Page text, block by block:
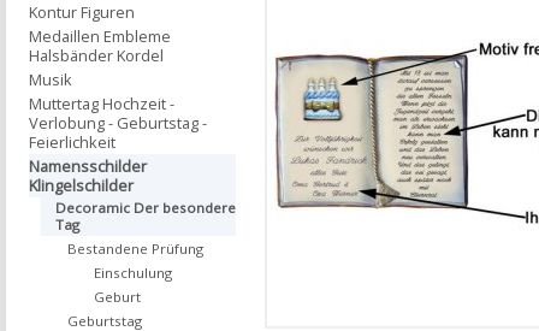
Kontur Figuren
Medaillen Embleme
Halsbänder Kordel
Musik
Muttertag Hochzeit -
Verlobung - Geburtstag -
Feierlichkeit
Namensschilder
Klingelschilder
Decoramic Der besondere
Tag
Bestandene Prüfung
Einschulung
Geburt
Geburtstag